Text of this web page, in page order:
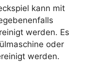
kann mit
werden. Es
oder
werden.